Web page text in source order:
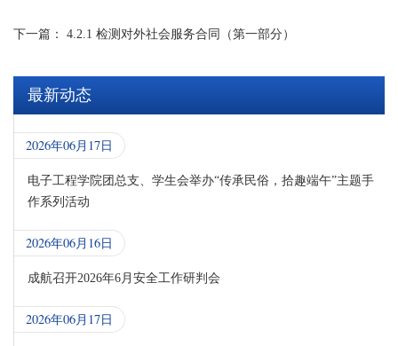
下一篇： 4.2.1 检测对外社会服务合同（第一部分）
最新动态
2026年06月17日
电子工程学院团总支、学生会举办“传承民俗，拾趣端午”主题手
作系列活动
2026年06月16日
成航召开2026年6月安全工作研判会
2026年06月17日